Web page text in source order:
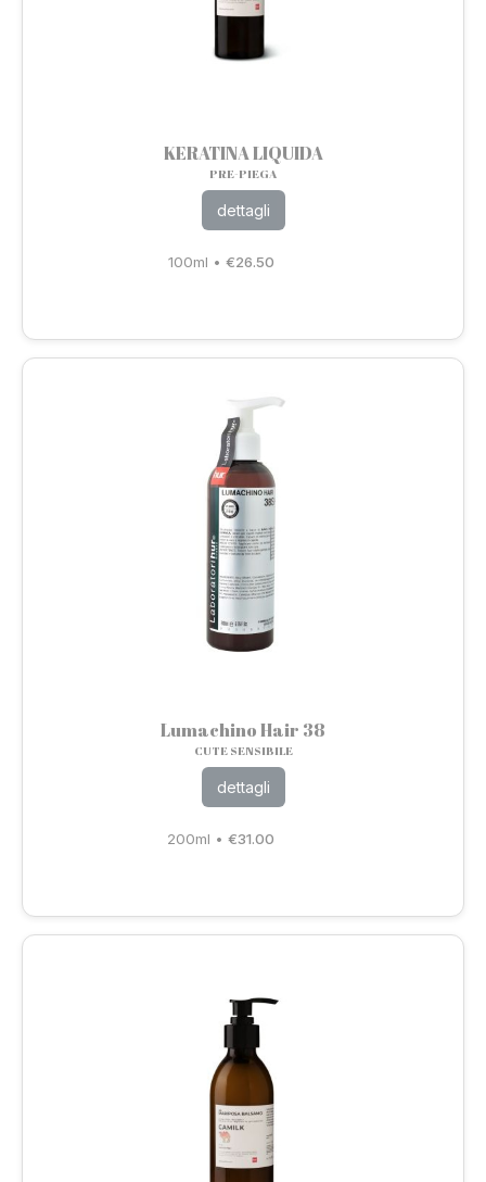
KERATINA LIQUIDA
PRE-PIEGA
dettagli
100ml • €26.50
Lumachino Hair 38
CUTE SENSIBILE
dettagli
200ml •€31.00